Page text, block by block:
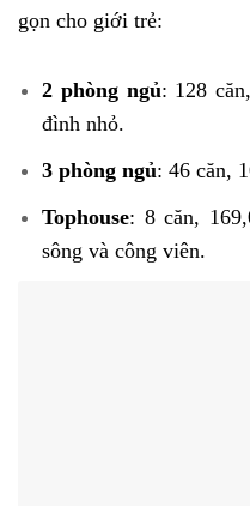
gọn cho giới trẻ:
2 phòng ngủ: 128
đình nhỏ.
3 phòng ngủ: 46 căn,
Tophouse: 8 căn,
sông và công viên.